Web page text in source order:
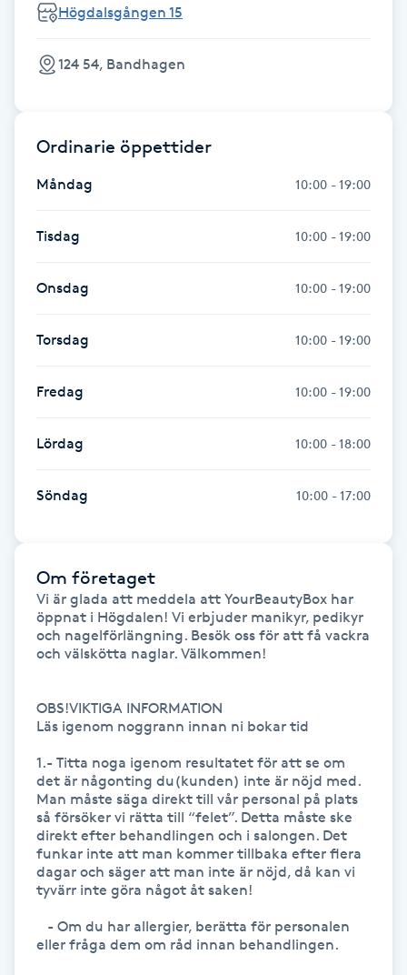
Herrklippning
HIFU
Hollywood Peel
Hyperhidros
Hårborttagning
Hårbottenbehandling
Hårvård
Hälsa
Hälsprickor
Högdalsgången 15
124 54, Bandhagen
Ordinarie öppettider
Måndag 10:00 - 19:00
Tisdag 10:00 - 19:00
Onsdag 10:00 - 19:00
Torsdag 10:00 - 19:00
Fredag 10:00 - 19:00
Lördag 10:00 - 18:00
Söndag 10:00 - 17:00
Om företaget
Vi är glada att meddela att YourBeautyBox har
öppnat i Högdalen! Vi erbjuder manikyr, pedikyr
och nagelförlängning. Besök oss för att få vackra
och välskötta naglar. Välkommen!
OBS!VIKTIGA INFORMATION
Läs igenom noggrann innan ni bokar tid
1.- Titta noga igenom resultatet för att se om
det är någonting du(kunden) inte är nöjd med.
Man måste säga direkt till vår personal på plats
så försöker vi rätta till “felet”. Detta måste ske
direkt efter behandlingen och i salongen. Det
funkar inte att man kommer tillbaka efter flera
dagar och säger att man inte är nöjd, då kan vi
tyvärr inte göra något åt saken!
eller fråga dem om råd innan behandlingen.